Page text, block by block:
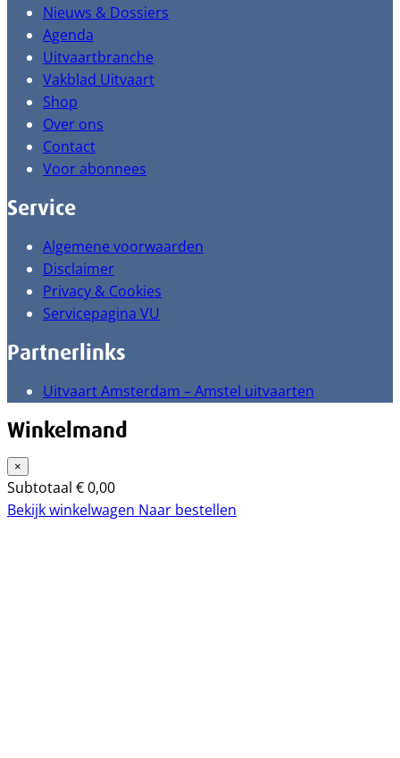
Nieuws & Dossiers
Agenda
Uitvaartbranche
Vakblad Uitvaart
Shop
Over ons
Contact
Voor abonnees
Service
Algemene voorwaarden
Disclaimer
Privacy & Cookies
Servicepagina VU
Partnerlinks
Uitvaart Amsterdam – Amstel uitvaarten
Winkelmand
×
Subtotaal €0,00
Bekijk winkelwagen Naar bestellen